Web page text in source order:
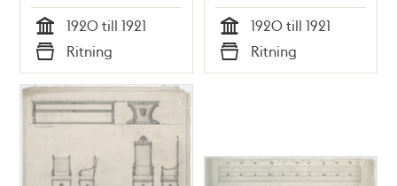
Tid
1920 till 1921
Typ
Ritning Tid
1920 till 1921
Typ
Ritning